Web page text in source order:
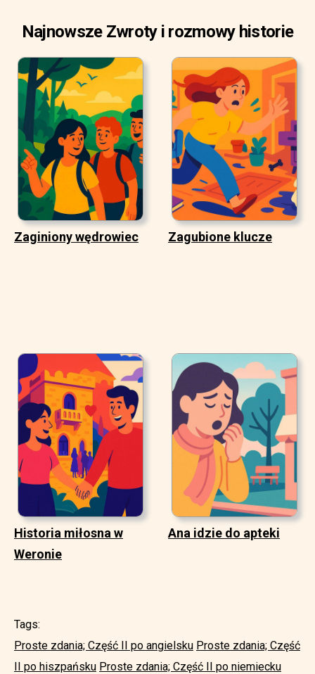
Najnowsze Zwroty i rozmowy historie
Zaginiony wędrowiec Zagubione klucze
Historia miłosna w
Weronie
Ana idzie do apteki
Tags:
Proste zdania; Część II po angielsku Proste zdania; Część
II po hiszpańsku Proste zdania; Część II po niemiecku